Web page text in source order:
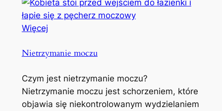
Więcej
Nietrzymanie moczu
Czym jest nietrzymanie moczu?
Nietrzymanie moczu jest schorzeniem, które
objawia się niekontrolowanym wydzielaniem